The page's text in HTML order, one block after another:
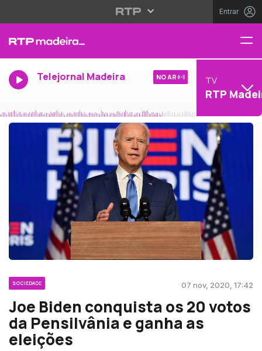
Entrar
Telejornal Madeira NO AR TV
RTP
SOCIEDADE 07 nov, 2020, 17:42
Joe Biden conquista os 20 votos
da Pensilvânia e ganha as
eleições